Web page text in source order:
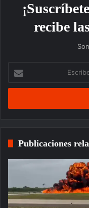
recibe
correo
Publicaciones